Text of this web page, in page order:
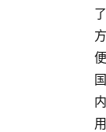
了
方
便
国
内
用